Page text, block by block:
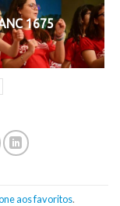
1675
aos favoritos.